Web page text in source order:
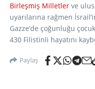
Birleşmiş Milletler ve
uyarılarına rağmen
Gazze’de çoğunluğu
430 Filistinli hayatını
Paylaş